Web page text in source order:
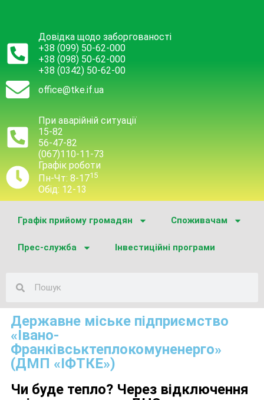
Довідка щодо заборгованості
+38 (099) 50-62-000
+38 (098) 50-62-000
+38 (0342) 50-62-00
office@tke.if.ua
При аварійній ситуації
15-82
56-47-82
(067)110-11-73
Графік роботи
Пн-Чт: 8-1715
Обід: 12-13
Графік прийому громадян Споживачам
Прес-служба Інвестиційні програми
Державне міське підприємство
«Івано-
Франківськтеплокомуненерго»
(ДМП «ІФТКЕ»)
Чи буде тепло? Через відключення